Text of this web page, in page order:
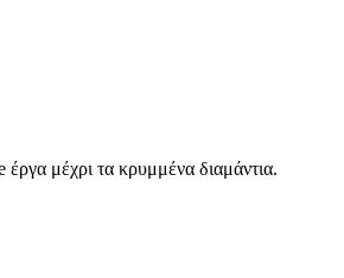
έργα μέχρι τα κρυμμένα διαμάντια.